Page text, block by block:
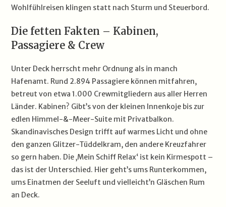
Wohlfühlreisen klingen statt nach Sturm und Steuerbord.
Die fetten Fakten – Kabinen,
Passagiere & Crew
Unter Deck herrscht mehr Ordnung als in manch
Hafenamt. Rund 2.894 Passagiere können mitfahren,
betreut von etwa 1.000 Crewmitgliedern aus aller Herren
Länder. Kabinen? Gibt’s von der kleinen Innenkoje bis zur
edlen Himmel-&-Meer-Suite mit Privatbalkon.
Skandinavisches Design trifft auf warmes Licht und ohne
den ganzen Glitzer-Tüddelkram, den andere Kreuzfahrer
so gern haben. Die ‚Mein Schiff Relax‘ ist kein Kirmespott –
das ist der Unterschied. Hier geht’s ums Runterkommen,
ums Einatmen der Seeluft und vielleicht’n Gläschen Rum
an Deck.